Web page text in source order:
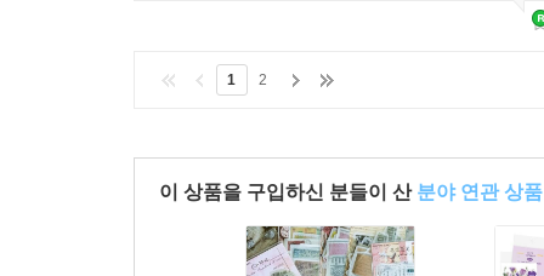
1 2
이 상품을 구입하신 분들이 산 분야 연관 상품